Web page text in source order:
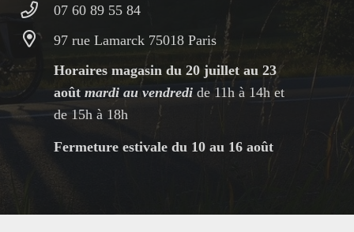
07 60 89 55 84
97 rue Lamarck 75018 Paris
Horaires magasin du 20 juillet au 23
aoûtmardi au vendredi de 11h à 14h et
de 15h à 18h
Fermeture estivale du 10 au 16 août